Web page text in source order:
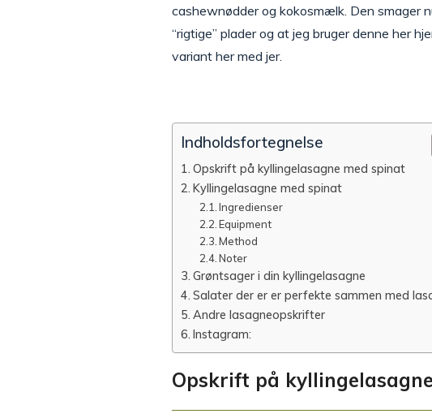
cashewnødder og kokosmælk. Den smager
“rigtige” plader og at jeg bruger denne her
variant her med jer.
Indholdsfortegnelse
Opskrift på kyllingelasagne med spinat
Kyllingelasagne med spinat
Ingredienser
Equipment
Method
Noter
Grøntsager i din kyllingelasagne
Salater der er er perfekte sammen med
Andre lasagneopskrifter
Instagram:
Opskrift på